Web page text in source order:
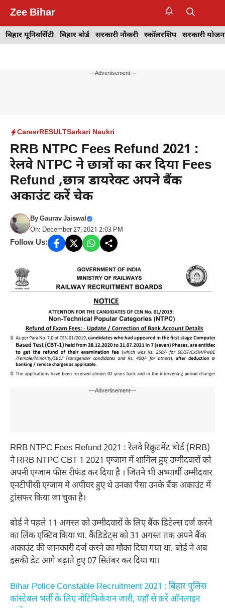
content
Zee Bihar
बिहार यूनिवर्सिटी बिहार बोर्ड सरकारी नौकरी स्कॉलरशिप सरकारी
---Advertisement---
CareerRESULTSarkari Naukri
RRB NTPC Fees Refund 2021 :
रेलवे NTPC ने छात्रों का कर दिया Fees
Refund ,छात्र डायरेक्ट अपने बैंक
अकाउंट करें चेक
ByGaurav Jaiswal
On: December 27, 2021 2:03 PM
Follow Us:
---Advertisement---
RRB NTPC Fees Refund 2021 : रेलवे रिक्रूटमेंट बोर्ड (RRB)
ने RRB NTPC CBT 1 2021 एग्जाम में शामिल हुए उम्मीदवारों को
अपनी एग्जाम फीस रीफंड कर दिया है । जितने भी अभ्यार्थी उम्मीदवार
एनटीपीसी एग्जाम मे अपीयर हुए थे उनका पैसा उनके बैंक अकाउंट में
ट्रांसफर किया जा चुका है।
बोर्ड ने पहले 11 अगस्त को उम्मीदवारों के लिए बैंक डिटेल्स दर्ज करने
का लिंक एक्टिव किया था. कैंडिडेट्स को 31 अगस्त तक अपने बैंक
अकाउंट की जानकारी दर्ज करने का मौका दिया गया था. बोर्ड ने अब
इसकी डेट आगे बढ़ाते हुए 07 सितंबर कर दिया था।
Bihar Police Constable Recruitment 2021 : बिहार पुलिस
कांस्टेबल भर्ती के लिए नोटिफिकेशन जारी, यहाँ से करें ऑनलाइन